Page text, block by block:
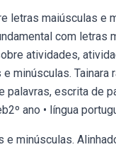
maiúsculas e
com
atividades,
minúsculas.
palavras, escrita de
ano • língua
minúsculas.